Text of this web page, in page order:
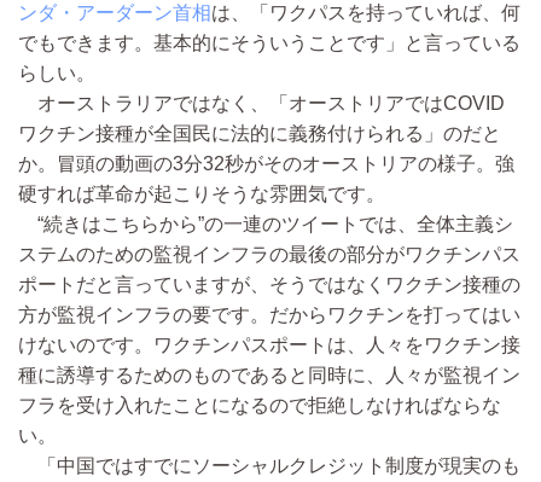
ンダ・アーダーン首相は、「ワクパスを持っていれば、何
でもできます。基本的にそういうことです」と言っている
らしい。
オーストラリアではなく、「オーストリアではCOVID
ワクチン接種が全国民に法的に義務付けられる」のだと
か。冒頭の動画の3分32秒がそのオーストリアの様子。強
硬すれば革命が起こりそうな雰囲気です。
“続きはこちらから”の一連のツイートでは、全体主義シ
ステムのための監視インフラの最後の部分がワクチンパス
ポートだと言っていますが、そうではなくワクチン接種の
方が監視インフラの要です。だからワクチンを打ってはい
けないのです。ワクチンパスポートは、人々をワクチン接
種に誘導するためのものであると同時に、人々が監視イン
フラを受け入れたことになるので拒絶しなければならな
い。
「中国ではすでにソーシャルクレジット制度が現実のも